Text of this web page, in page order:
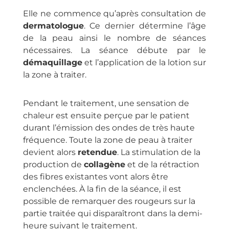
Elle ne commence qu’après consultation de
dermatologue. Ce dernier détermine l’âge
de la peau ainsi le nombre de séances
nécessaires. La séance débute par le
démaquillageet l’application de la lotion sur
la zone à traiter.
Pendant le traitement, une sensation de
chaleur est ensuite perçue par le patient
durant l’émission des ondes de très haute
fréquence. Toute la zone de peau à traiter
devient alors retendue. La stimulation de la
production de collagèneet de la rétraction
des fibres existantes vont alors être
enclenchées. À la fin de la séance, il est
possible de remarquer des rougeurs sur la
partie traitée qui disparaîtront dans la demi-
heure suivant le traitement.